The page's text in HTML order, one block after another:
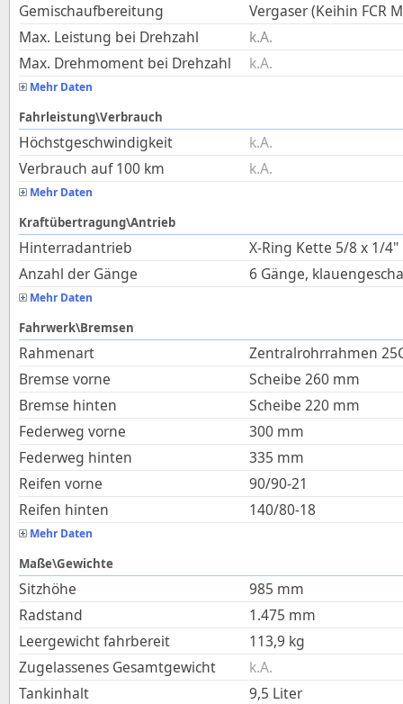
Gemischaufbereitung
Vergaser (Keihin FCR
Max. Leistung bei Drehzahl
k.A.
Max. Drehmoment bei Drehzahl
k.A.
Mehr Daten
Fahrleistung\Verbrauch
Höchstgeschwindigkeit
k.A.
Verbrauch auf 100 km
k.A.
Mehr Daten
Kraftübertragung\Antrieb
Hinterradantrieb
X-Ring Kette 5/8 x 1/4"
Anzahl der Gänge
6 Gänge,
Mehr Daten
Fahrwerk\Bremsen
Rahmenart
Zentralrohrrahmen
Bremse vorne
Scheibe 260 mm
Bremse hinten
Scheibe 220 mm
Federweg vorne
300 mm
Federweg hinten
335 mm
Reifen vorne
90/90-21
Reifen hinten
140/80-18
Mehr Daten
Maße\Gewichte
Sitzhöhe 985 mm
Radstand
1.475 mm
Leergewicht fahrbereit
113,9 kg
Zugelassenes Gesamtgewicht
k.A.
Tankinhalt
9,5 Liter